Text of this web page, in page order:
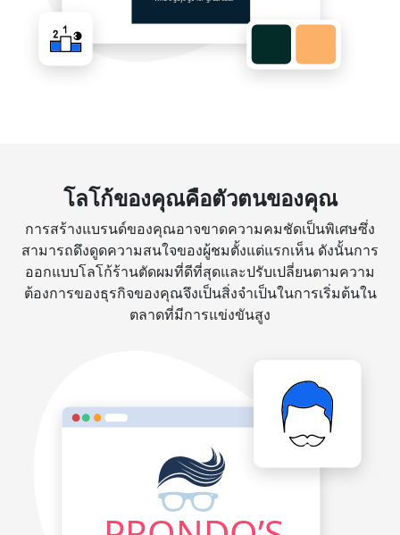
โลโก้ของคุณคือตัวตนของคุณ
การสร้างแบรนด์ของคุณอาจขาดความคมชัดเป็นพิเศษซึ่ง
สามารถดึงดูดความสนใจของผู้ชมตั้งแต่แรกเห็น ดังนั้นการ
ออกแบบโลโก้ร้านตัดผมที่ดีที่สุดและปรับเปลี่ยนตามความ
ต้องการของธุรกิจของคุณจึงเป็นสิ่งจำเป็นในการเริ่มต้นใน
ตลาดที่มีการแข่งขันสูง